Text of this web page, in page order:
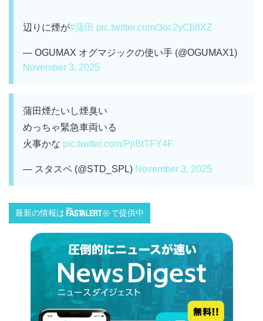
辺りに煙が#蒲田 pic.twitter.com/3oc2yCb8XZ
— OGUMAX オグマジックの使い手 (@OGUMAX1)
November 3, 2025
蒲田煙たいし煙臭い
めっちゃ緊急車両いる
火事かな pic.twitter.com/PjiBtTFY4F
— スタスペ (@STD_SPL) November 3, 2025
最新の情報は で提供中